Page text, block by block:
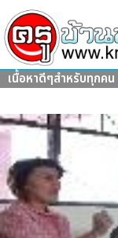
เนื้อหาดีๆสำหรับทุกคน